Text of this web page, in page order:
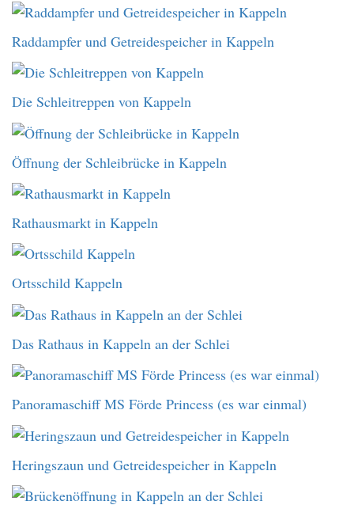
Raddampfer und Getreidespeicher in Kappeln
Die Schleitreppen von Kappeln
Öffnung der Schleibrücke in Kappeln
Rathausmarkt in Kappeln
Ortsschild Kappeln
Das Rathaus in Kappeln an der Schlei
Panoramaschiff MS Förde Princess (es war einmal)
Heringszaun und Getreidespeicher in Kappeln